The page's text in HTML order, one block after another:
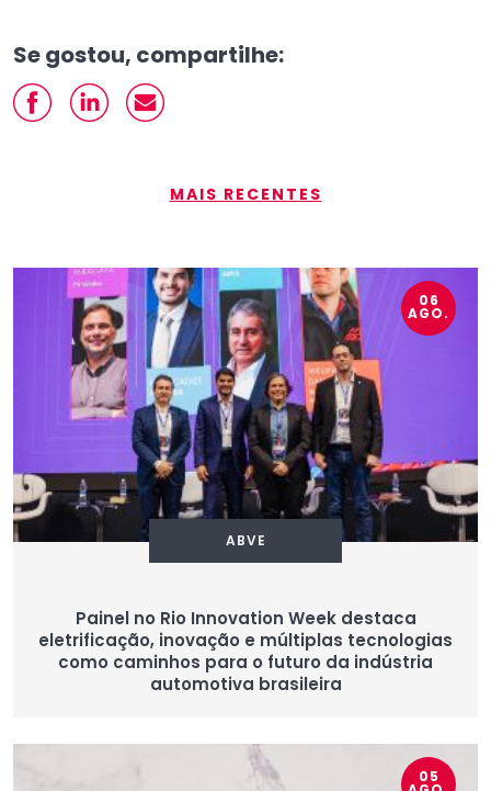
Se gostou, compartilhe:
MAIS RECENTES
06
AGO.
ABVE
Painel no Rio Innovation Week destaca
eletrificação, inovação e múltiplas tecnologias
como caminhos para o futuro da indústria
automotiva brasileira
05